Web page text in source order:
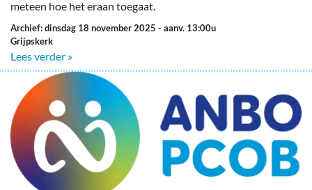
meteen hoe het eraan toegaat.
Archief: dinsdag 18 november 2025 - aanv. 13:00u
Grijpskerk
Lees verder »